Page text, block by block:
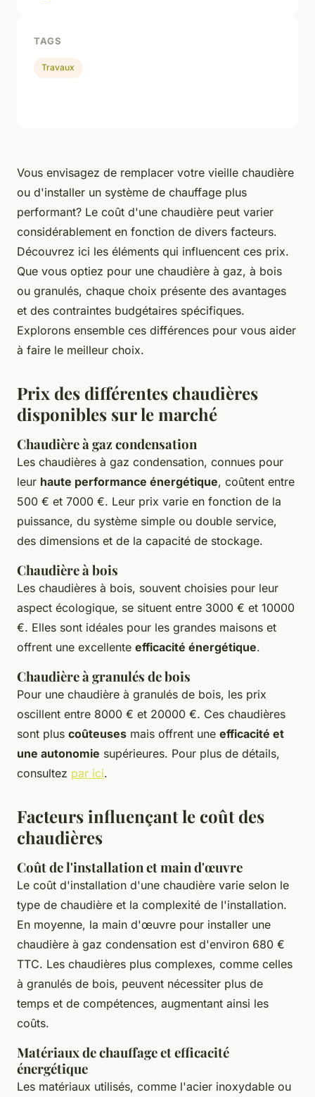
Vous envisagez de remplacer votre vieille chaudière
ou d'installer un système de chauffage plus
performant? Le coût d'une chaudière peut varier
considérablement en fonction de divers facteurs.
Découvrez ici les éléments qui influencent ces prix.
Que vous optiez pour une chaudière à gaz, à bois
ou granulés, chaque choix présente des avantages
et des contraintes budgétaires spécifiques.
Explorons ensemble ces différences pour vous aider
à faire le meilleur choix.
Prix des différentes chaudières
disponibles sur le marché
Chaudière à gaz condensation
Les chaudières à gaz condensation, connues pour
leur haute performance énergétique, coûtent entre
500 € et 7000 €. Leur prix varie en fonction de la
puissance, du système simple ou double service,
des dimensions et de la capacité de stockage.
Chaudière à bois
Les chaudières à bois, souvent choisies pour leur
aspect écologique, se situent entre 3000 € et 10000
€. Elles sont idéales pour les grandes maisons et
offrent une excellente efficacité énergétique.
Chaudière à granulés de bois
Pour une chaudière à granulés de bois, les prix
oscillent entre 8000 € et 20000 €. Ces chaudières
sont plus coûteuses mais offrent une efficacité et
une autonomie supérieures. Pour plus de détails,
consultez par ici.
Facteurs influençant le coût des
chaudières
Coût de l'installation et main d'œuvre
Le coût d'installation d'une chaudière varie selon le
type de chaudière et la complexité de l'installation.
En moyenne, la main d'œuvre pour installer une
chaudière à gaz condensation est d'environ 680 €
TTC. Les chaudières plus complexes, comme celles
à granulés de bois, peuvent nécessiter plus de
temps et de compétences, augmentant ainsi les
coûts.
Matériaux de chauffage et efficacité
énergétique
Les matériaux utilisés, comme l'acier inoxydable ou
TAGS
Travaux